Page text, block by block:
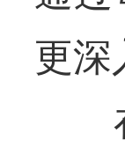
更深
在